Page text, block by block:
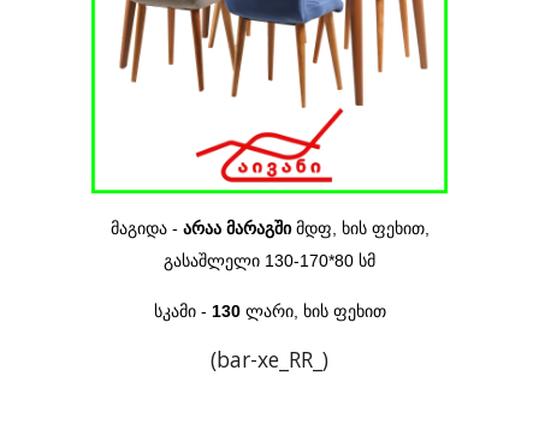
მაგიდა - არაა მარაგში მდფ, ხის ფეხით,
გასაშლელი 130-170*80 სმ
სკამი - 130 ლარი, ხის ფეხით
(bar-xe _RR_)